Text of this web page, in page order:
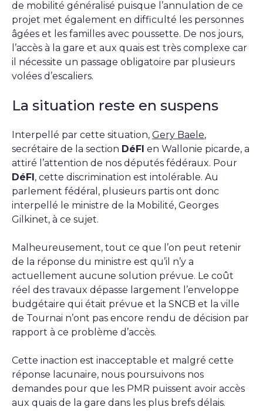
de mobilité généralisé puisque l’annulation de ce
projet met également en difficulté les personnes
âgées et les familles avec poussette. De nos jours,
l’accès à la gare et aux quais est très complexe car
il nécessite un passage obligatoire par plusieurs
volées d’escaliers.
La situation reste en suspens
Interpellé par cette situation, Gery Baele,
secrétaire de la section DéFI en Wallonie picarde, a
attiré l’attention de nos députés fédéraux. Pour
DéFI, cette discrimination est intolérable. Au
parlement fédéral, plusieurs partis ont donc
interpellé le ministre de la Mobilité, Georges
Gilkinet, à ce sujet.
Malheureusement, tout ce que l’on peut retenir
de la réponse du ministre est qu’il n’y a
actuellement aucune solution prévue. Le coût
réel des travaux dépasse largement l’enveloppe
budgétaire qui était prévue et la SNCB et la ville
de Tournai n’ont pas encore rendu de décision par
rapport à ce problème d’accès.
Cette inaction est inacceptable et malgré cette
réponse lacunaire, nous poursuivons nos
demandes pour que les PMR puissent avoir accès
aux quais de la gare dans les plus brefs délais.